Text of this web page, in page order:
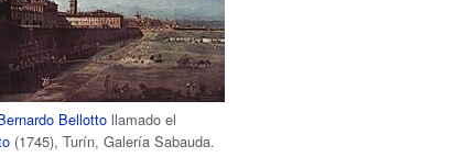
Bellotto llamado el
(1745), Turín, Galería Sabauda.